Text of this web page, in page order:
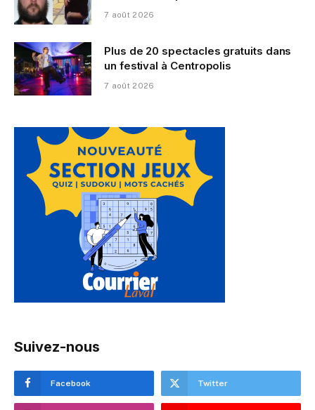
7 août 2026
Plus de 20 spectacles gratuits dans
un festival à Centropolis
7 août 2026
Suivez-nous
Facebook Twitter